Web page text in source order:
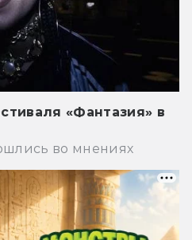
«Фантазия» в
во мнениях